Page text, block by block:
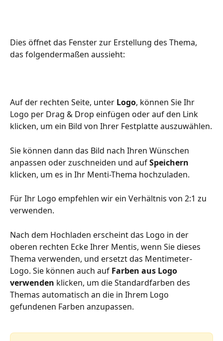
Dies öffnet das Fenster zur Erstellung des Thema,
das folgendermaßen aussieht:
Auf der rechten Seite, unter Logo, können Sie Ihr
Logo per Drag & Drop einfügen oder auf den Link
klicken, um ein Bild von Ihrer Festplatte auszuwählen.
Sie können dann das Bild nach Ihren Wünschen
anpassen oder zuschneiden und auf Speichern
klicken, um es in Ihr Menti-Thema hochzuladen.
Für Ihr Logo empfehlen wir ein Verhältnis von 2:1 zu
verwenden.
Nach dem Hochladen erscheint das Logo in der
oberen rechten Ecke Ihrer Mentis, wenn Sie dieses
Thema verwenden, und ersetzt das Mentimeter-
Logo. Sie können auch auf Farben aus Logo
verwenden klicken, um die Standardfarben des
Themas automatisch an die in Ihrem Logo
gefundenen Farben anzupassen.